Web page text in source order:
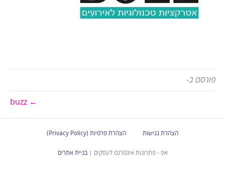
פורסם ב-
← buzz
הצהרת נגישות הצהרת פרטיות (Privacy Policy)
אפ - פתרונות אינטרנט לעסקים |בניית אתרים